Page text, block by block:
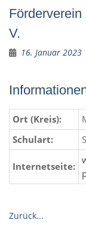
V.
16. Januar 2023
Ort (Kreis):
Schulart:
Internetseite:
Zurück...